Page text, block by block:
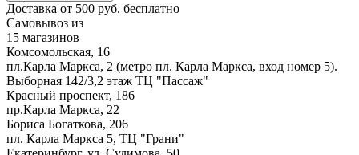
Доставка от 500 руб. бесплатно
Самовывоз из
15 магазинов
Комсомольская, 16
пл.Карла Маркса, 2 (метро пл. Карла Маркса, вход номер 5).
Выборная 142/3,2 этаж ТЦ "Пассаж"
Красный проспект, 186
пр.Карла Маркса, 22
Бориса Богаткова, 206
пл. Карла Маркса 5, ТЦ "Грани"